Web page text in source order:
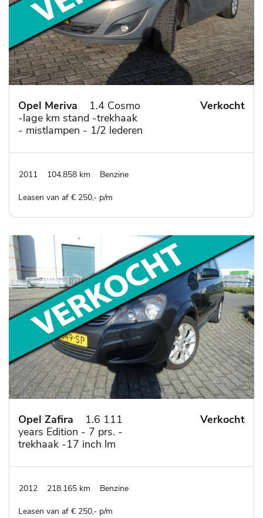
Opel Meriva
1.4 Cosmo
-lage km stand -trekhaak
- mistlampen - 1/2 lederen
banden
Verkocht
2011 104.858 km Benzine
Leasen van af € 250,- p/m
Opel Zafira
1.6 111
years Edition - 7 prs. -
trekhaak -17 inch lm
onderhouden
Verkocht
2012 218.165 km Benzine
Leasen van af € 250,- p/m